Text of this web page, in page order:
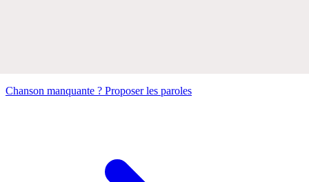
Chanson manquante ? Proposer les paroles